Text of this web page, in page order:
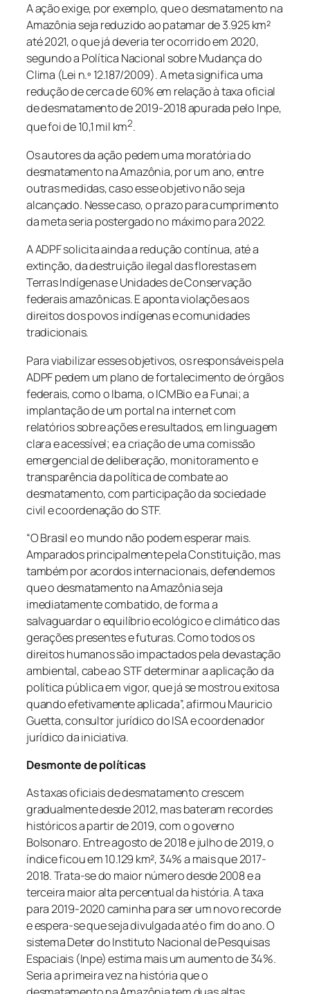
A ação exige, por exemplo, que o desmatamento na
Amazônia seja reduzido ao patamar de 3.925 km²
até 2021, o que já deveria ter ocorrido em 2020,
segundo a Política Nacional sobre Mudança do
Clima (Lei n.º 12.187/2009). A meta significa uma
redução de cerca de 60% em relação à taxa oficial
de desmatamento de 2019-2018 apurada pelo Inpe,
que foi de 10,1 mil km2.
Os autores da ação pedem uma moratória do
desmatamento na Amazônia, por um ano, entre
outras medidas, caso esse objetivo não seja
alcançado. Nesse caso, o prazo para cumprimento
da meta seria postergado no máximo para 2022.
A ADPF solicita ainda a redução contínua, até a
extinção, da destruição ilegal das florestas em
Terras Indígenas e Unidades de Conservação
federais amazônicas. E aponta violações aos
direitos dos povos indígenas e comunidades
tradicionais.
Para viabilizar esses objetivos, os responsáveis pela
ADPF pedem um plano de fortalecimento de órgãos
federais, como o Ibama, o ICMBio e a Funai; a
implantação de um portal na internet com
relatórios sobre ações e resultados, em linguagem
clara e acessível; e a criação de uma comissão
emergencial de deliberação, monitoramento e
transparência da política de combate ao
desmatamento, com participação da sociedade
civil e coordenação do STF.
“O Brasil e o mundo não podem esperar mais.
Amparados principalmente pela Constituição, mas
também por acordos internacionais, defendemos
que o desmatamento na Amazônia seja
imediatamente combatido, de forma a
salvaguardar o equilíbrio ecológico e climático das
gerações presentes e futuras. Como todos os
direitos humanos são impactados pela devastação
ambiental, cabe ao STF determinar a aplicação da
política pública em vigor, que já se mostrou exitosa
quando efetivamente aplicada”, afirmou Mauricio
Guetta, consultor jurídico do ISA e coordenador
jurídico da iniciativa.
Desmonte de políticas
As taxas oficiais de desmatamento crescem
gradualmente desde 2012, mas bateram recordes
históricos a partir de 2019, com o governo
Bolsonaro. Entre agosto de 2018 e julho de 2019, o
índice ficou em 10.129 km², 34% a mais que 2017-
2018. Trata-se do maior número desde 2008 e a
terceira maior alta percentual da história. A taxa
para 2019-2020 caminha para ser um novo recorde
e espera-se que seja divulgada até o fim do ano. O
sistema Deter do Instituto Nacional de Pesquisas
Espaciais (Inpe) estima mais um aumento de 34%.
Seria a primeira vez na história que o